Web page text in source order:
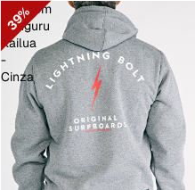
39%
Moletom
Canguru
Kailua
-
Cinza